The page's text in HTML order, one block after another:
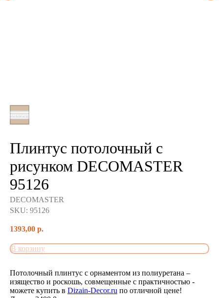
Плинтус потолочный с
рисунком DECOMASTER
95126
DECOMASTER
SKU: 95126
1393,00 р.
В корзину
Потолочный плинтус с орнаментом из полиуретана –
изящество и роскошь, совмещенные с практичностью -
можете купить в Dizain-Decor.ru по отличной цене!